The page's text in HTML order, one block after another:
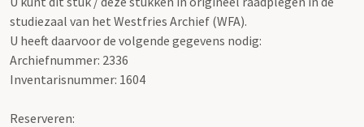
studiezaal van het Westfries Archief (WFA).
U heeft daarvoor de volgende gegevens nodig:
Archiefnummer: 2336
Inventarisnummer: 1604
Reserveren: